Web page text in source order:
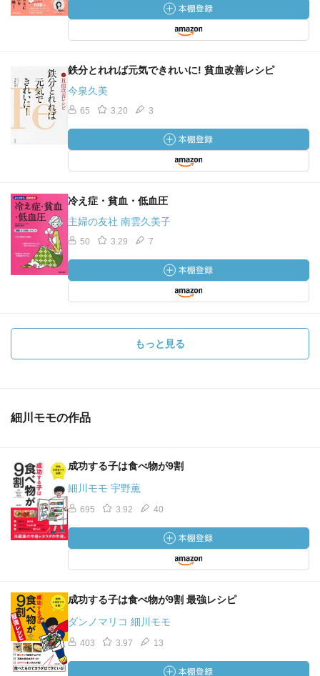
鉄分とれれば元気できれいに! 貧血改善レシピ
今泉久美
65 3.20 3
冷え症・貧血・低血圧
主婦の友社 南雲久美子
50 3.29 7
もっと見る
細川モモの作品
成功する子は食べ物が9割
細川モモ 宇野薫
695 3.92 40
成功する子は食べ物が9割 最強レシピ
ダンノマリコ 細川モモ
403 3.97 13